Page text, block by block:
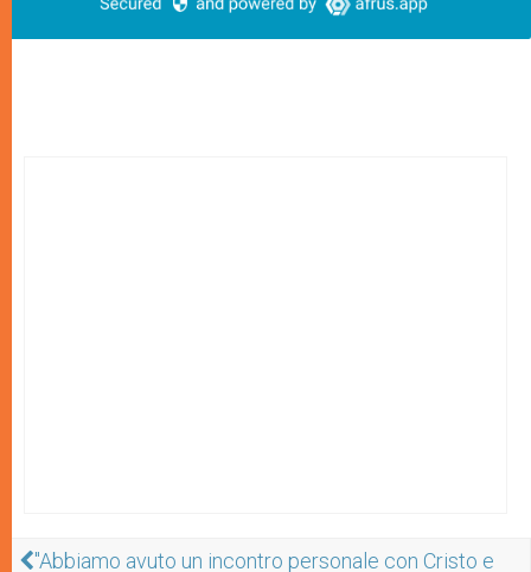
"Abbiamo avuto un incontro personale con Cristo e